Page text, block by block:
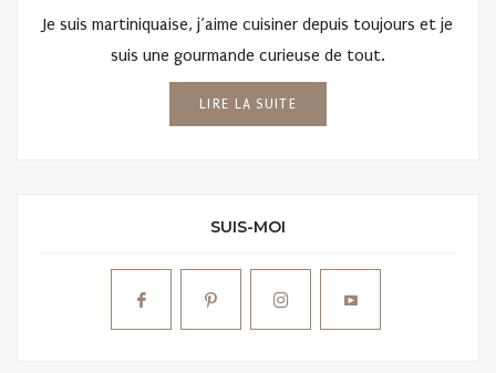
Je suis martiniquaise, j’aime cuisiner depuis toujours et je
suis une gourmande curieuse de tout.
LIRE LA SUITE
SUIS-MOI